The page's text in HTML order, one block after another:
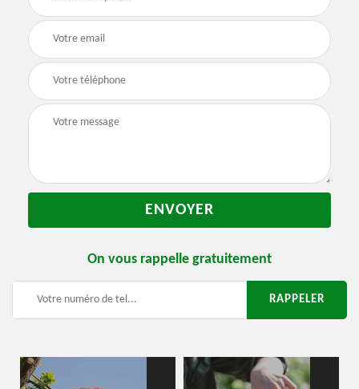
On vous rappelle gratuitement